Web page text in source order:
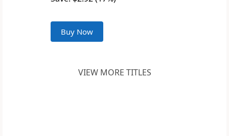
Buy Now
VIEW MORE TITLES